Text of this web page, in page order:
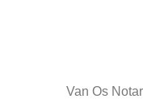
Van Os